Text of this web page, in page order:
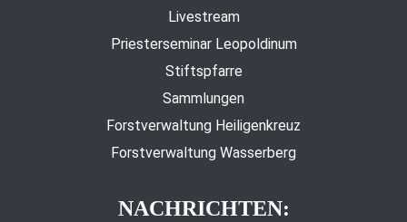
Livestream
Priesterseminar Leopoldinum
Stiftspfarre
Sammlungen
Forstverwaltung Heiligenkreuz
Forstverwaltung Wasserberg
NACHRICHTEN: